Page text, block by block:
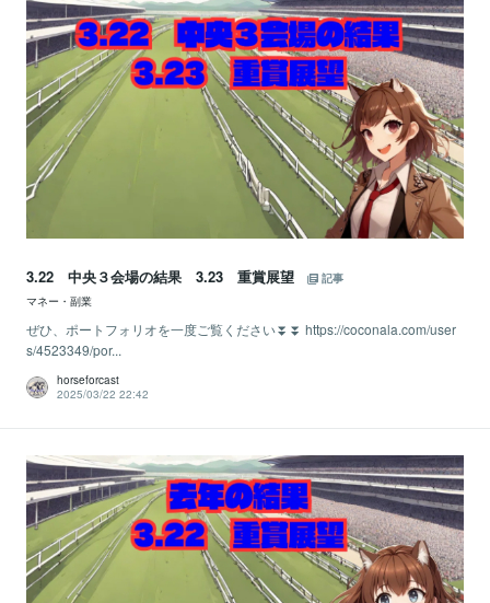
3.22 中央３会場の結果 3.23 重賞展望
記事
マネー・副業
ぜひ、ポートフォリオを一度ご覧ください⏬⏬ https://coconala.com/user
s/4523349/por...
horseforcast
2025/03/22 22:42